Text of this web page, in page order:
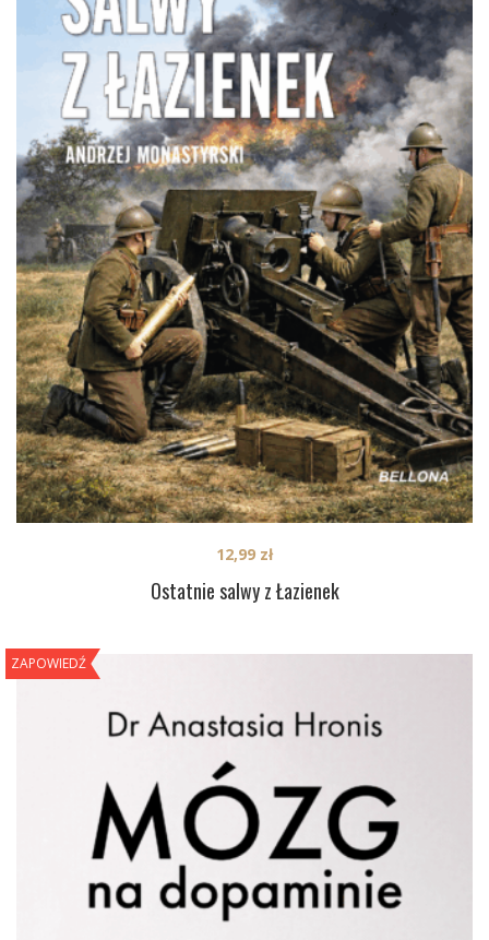
Ostatnie salwy z Łazienek
12,99 zł
ZAPOWIEDŹ